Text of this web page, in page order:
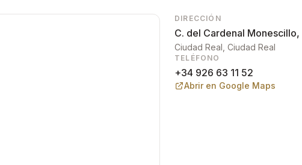
DIRECCIÓN
C. del Cardenal
Ciudad Real , Ciudad Real
TELÉFONO
+34 926 63 11 52
Abrir en Google Maps